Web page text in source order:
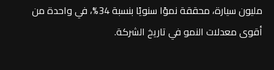
مليون سيارة، محققة نموًا سنويًا بنسبة 34%، في واحدة من
أقوى معدلات النمو في تاريخ الشركة.